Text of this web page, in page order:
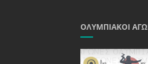
ΟΛΥΜΠΙΑΚΟΊ